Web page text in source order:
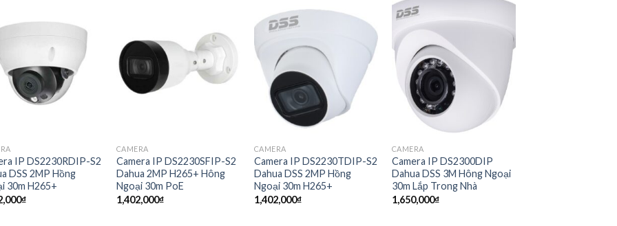
IP DS2230RDIP-S2
DSS 2MP Hồng
30m H265+
₫
CAMERA
Camera IP DS2230SFIP-S2
Dahua 2MP H265+ Hông
Ngoại 30m PoE
1,402,000₫
CAMERA
Camera IP DS2230TDIP-S2
Dahua DSS 2MP Hồng
Ngoại 30m H265+
1,402,000₫
CAMERA
Camera IP DS2300DIP
Dahua DSS 3M Hông Ngoại
30m Lắp Trong Nhà
1,650,000₫